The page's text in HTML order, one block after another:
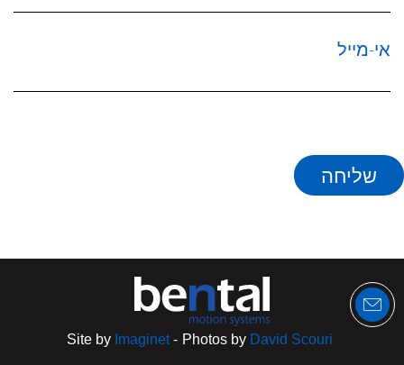
אי-מייל
Site by Imaginet- Photos by David Scouri